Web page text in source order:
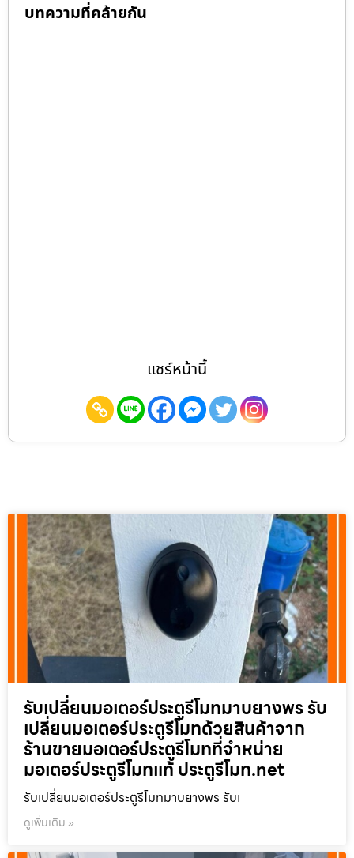
บทความที่คล้ายกัน
แชร์หน้านี้
รับเปลี่ยนมอเตอร์ประตูรีโมทมาบยางพร รับ
เปลี่ยนมอเตอร์ประตูรีโมทด้วยสินค้าจาก
ร้านขายมอเตอร์ประตูรีโมทที่จำหน่าย
มอเตอร์ประตูรีโมทแท้ ประตูรีโมท.net
รับเปลี่ยนมอเตอร์ประตูรีโมทมาบยางพร รับเ
ดูเพิ่มเติม »